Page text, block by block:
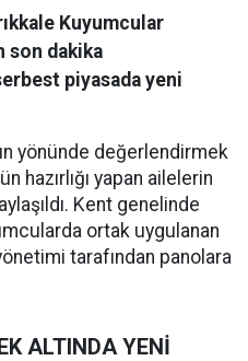
Kuyumcular
son dakika
piyasada yeni
yönünde değerlendirmek
hazırlığı yapan ailelerin
Kent genelinde
ortak uygulanan
tarafından panolara
ALTINDA YENİ